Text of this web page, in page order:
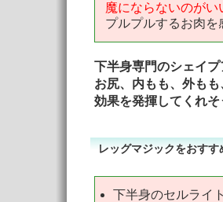
魔にならないのがい
プルプルするお肉
下半身専門のシェイ
お尻、内もも、外も
効果を発揮してくれそ
レッグマジックをおす
下半身のセルライ